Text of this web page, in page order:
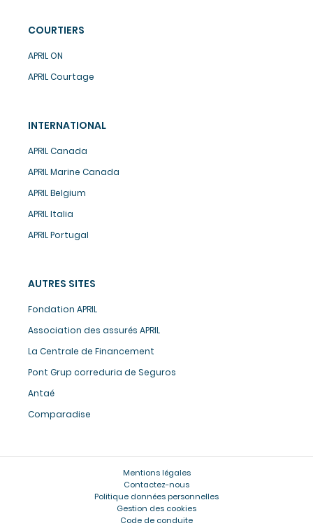
COURTIERS
APRIL ON
APRIL Courtage
INTERNATIONAL
APRIL Canada
APRIL Marine Canada
APRIL Belgium
APRIL Italia
APRIL Portugal
AUTRES SITES
Fondation APRIL
Association des assurés APRIL
La Centrale de Financement
Pont Grup correduria de Seguros
Antaé
Comparadise
Mentions légales
Contactez-nous
Politique données personnelles
Gestion des cookies
Code de conduite